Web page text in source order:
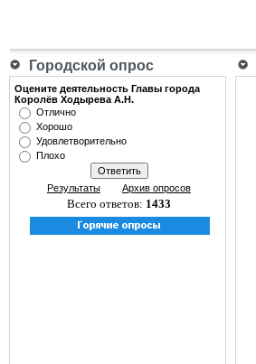
Городской опрос
Оцените деятельность Главы города
Королёв Ходырева А.Н.
Отлично
Хорошо
Удовлетворительно
Плохо
Результаты Архив опросов
Всего ответов: 1433